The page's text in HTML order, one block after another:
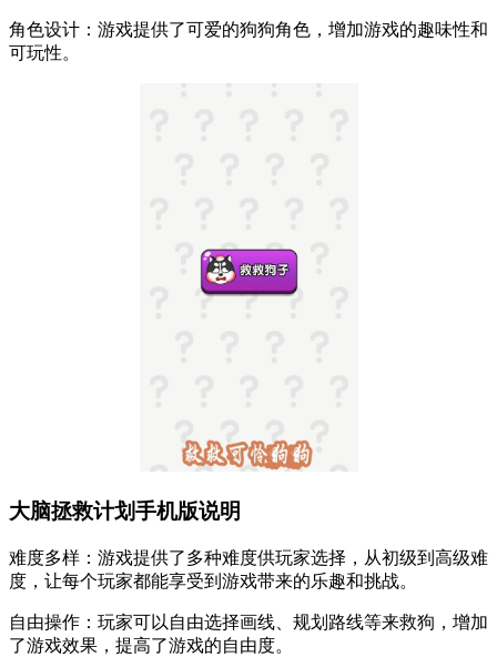
角色设计：游戏提供了可爱的狗狗角色，增加游戏的趣味性和
可玩性。
大脑拯救计划手机版说明
难度多样：游戏提供了多种难度供玩家选择，从初级到高级难
度，让每个玩家都能享受到游戏带来的乐趣和挑战。
自由操作：玩家可以自由选择画线、规划路线等来救狗，增加
了游戏效果，提高了游戏的自由度。